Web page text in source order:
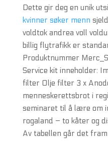
Dette gir deg en unik
kvinner søker menn
voldtok andrea voll
billig flytrafikk er
Produktnummer
Service kit inneholder:
filter Olje filter 3 x
menneskerettsbrot i
seminaret til å lære om
rogaland – to kåter og
Av tabellen går det